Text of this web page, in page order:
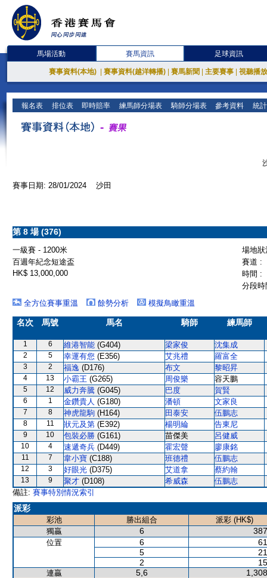
馬場活動 賽馬資訊 足球資訊
賽事資料(本地) 賽事資料(越洋轉播) 賽馬新聞 主要賽事 視聽播
報名表 排位表 即時賠率 練馬師分場表 騎師分場表 參考資料 統
賽事日期: 28/01/2024 沙田
第 8 場 (376)
一級賽 - 1200米
場地
百週年紀念短途盃
賽道 :
HK$ 13,000,000
時間 :
分段
全方位賽事重溫
餘勢分析 模擬鳥瞰重溫
名次 馬號 馬名 騎師 練馬師
1 6 維港智能 (G404) 梁家俊 沈集成
2 5 幸運有您 (E356) 艾兆禮 羅富全
3 2 福逸 (D176) 布文 黎昭昇
4 13 小霸王 (G265) 周俊樂 容天鵬
5 12 威力奔騰 (G045) 巴度 賀賢
6 1 金鑽貴人 (G180) 潘頓 文家良
7 8 神虎龍駒 (H164) 田泰安 伍鵬志
8 11 狀元及第 (E392) 楊明綸 告東尼
9 10 包裝必勝 (G161) 苗傑美 呂健威
10 4 速遞奇兵 (D449) 霍宏聲 廖康銘
11 7 韋小寶 (C188) 班德禮 伍鵬志
12 3 好眼光 (D375) 艾道拿 蔡約翰
13 9 聚才 (D108) 希威森
伍鵬志
備註: 賽事特別情況索引
派彩
彩池 勝出組合
派彩 (HK$)
獨贏
6
位置 6
5
2
連贏 5,6